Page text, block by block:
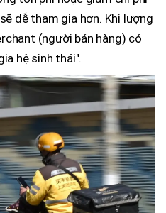
dễ tham gia hơn. Khi lượng
(người bán hàng) có
hệ sinh thái".